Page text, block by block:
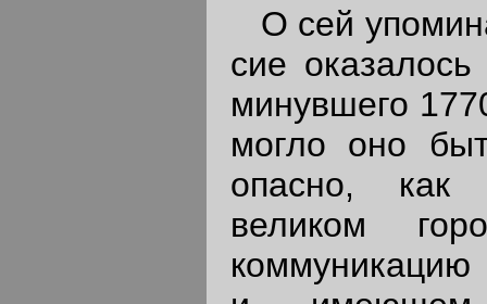
О сей
сие
минувшего
могло оно
опасно,
великом